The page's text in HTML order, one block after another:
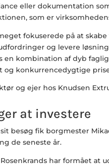
eller dokumentation
som er
fokuserede på at
og levere
en kombination af dyb
og konkurrencedygtige
at investere
besøg fik borgmester
de seneste år.
har formået at